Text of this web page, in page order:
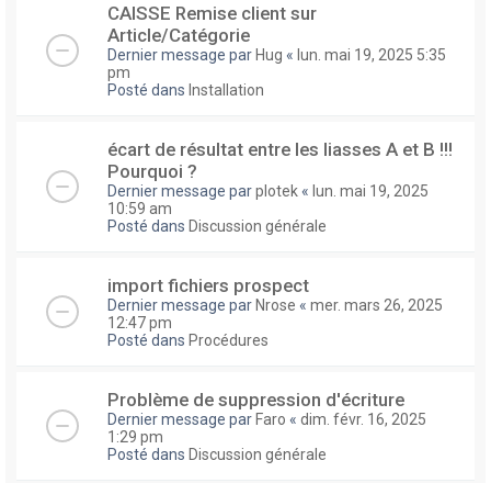
CAISSE Remise client sur
Article/Catégorie
Dernier message par Hug « lun. mai 19, 2025 5:35
pm
Posté dans Installation
écart de résultat entre les liasses A et B !!!
Pourquoi ?
Dernier message parplotek « lun. mai 19, 2025
10:59 am
Posté dans Discussion générale
import fichiers prospect
Dernier message par Nrose « mer. mars 26, 2025
12:47 pm
Posté dans Procédures
Problème de suppression d'écriture
Dernier message par Faro « dim. févr. 16, 2025
1:29 pm
Posté dans Discussion générale